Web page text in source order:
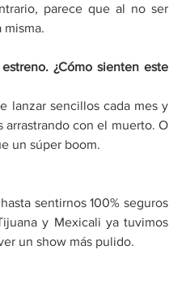
parece que al no ser
misma.
¿Cómo sienten este
lanzar sencillos cada mes y
con el muerto. O
un súper boom.
sentirnos 100% seguros
y Mexicali ya tuvimos
un show más pulido.